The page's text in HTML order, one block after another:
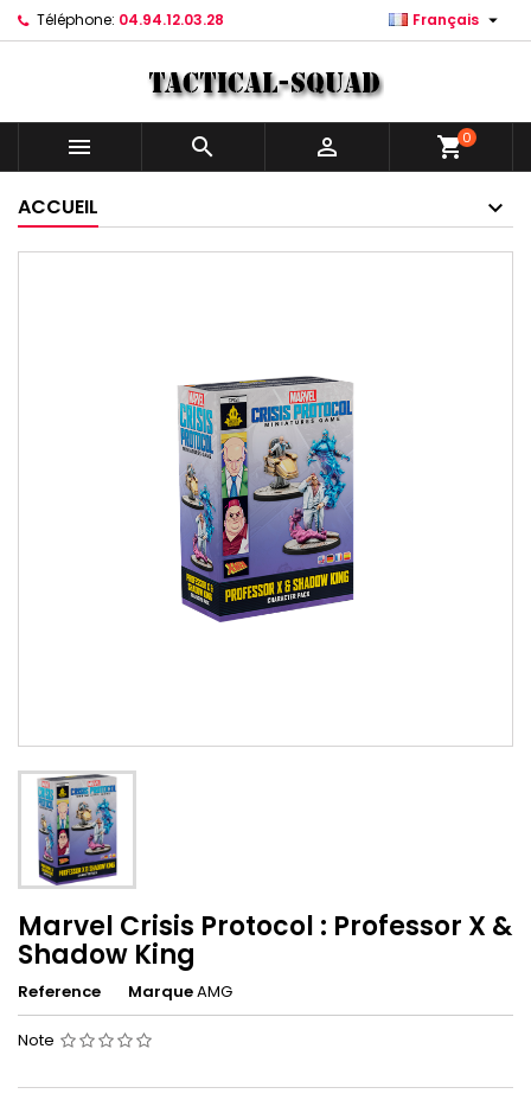
Téléphone: 04.94.12.03.28 Français 
   shopping_cart0
ACCUEIL
Marvel Crisis Protocol : Professor X &
Shadow King
Reference MarqueAMG
Note